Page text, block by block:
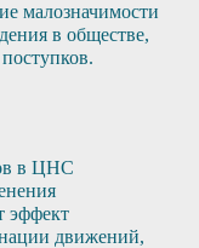
малозначимости
в обществе,
в ЦНС
эффект
движений,